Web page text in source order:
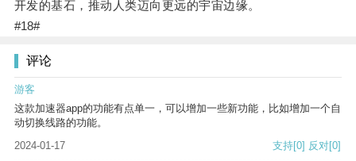
开发的基石，推动人类迈向更远的宇宙边缘。
#18#
评论
游客
这款加速器app的功能有点单一，可以增加一些新功能，比如增加一个自
动切换线路的功能。
2024-01-17
支持[0] 反对[0]